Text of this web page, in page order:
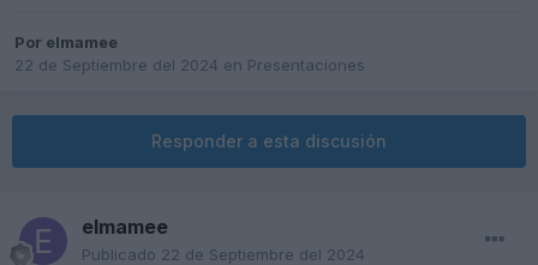
Por elmamee
22 de Septiembre del 2024 en Presentaciones
Responder a esta discusión
elmamee
Publicado 22 de Septiembre del 2024